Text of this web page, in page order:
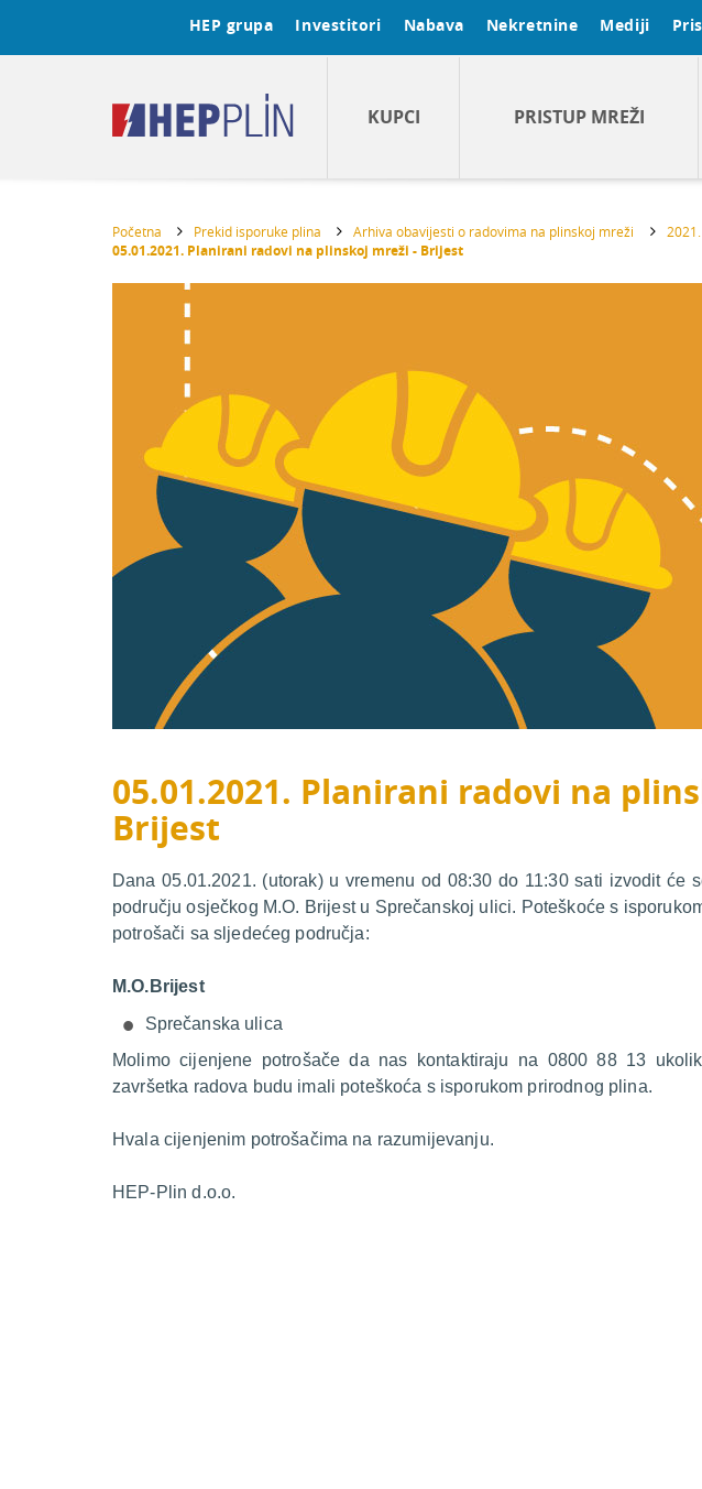
HEP grupa Investitori Nabava Nekretnine Mediji
KUPCI PRISTUP MREŽI
Početna Prekid isporuke plina Arhiva obavijesti o radovima na plinskoj mreži
05.01.2021. Planirani radovi na plinskoj mreži - Brijest
05.01.2021. Planirani radovi na
Brijest
Dana 05.01.2021. (utorak) u vremenu od 08:30 do 11:30 sati izvodit će
području osječkog M.O. Brijest u Sprečanskoj ulici. Poteškoće s
potrošači sa sljedećeg područja:
M.O.Brijest
Sprečanska ulica
Molimo cijenjene potrošače da nas kontaktiraju na 0800 88 13
završetka radova budu imali poteškoća s isporukom prirodnog plina.
Hvala cijenjenim potrošačima na razumijevanju.
HEP-Plin d.o.o.